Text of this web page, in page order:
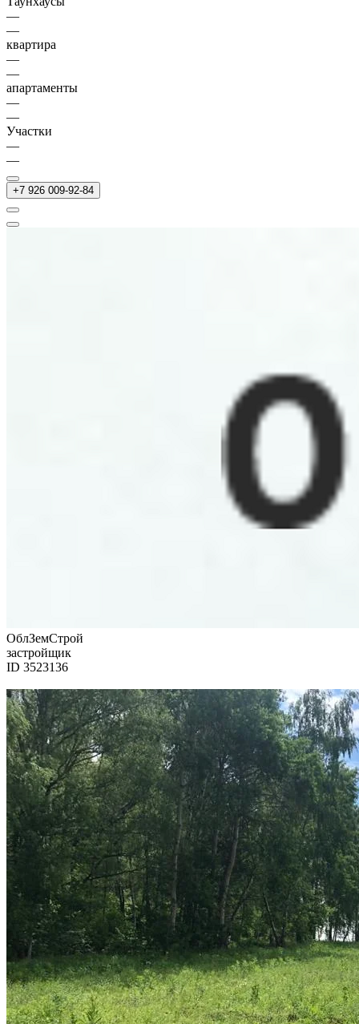
—
—
квартира
—
—
апартаменты
—
—
Участки
—
—
+7 926 009-92-84
ОблЗемСтрой
застройщик
ID 3523136